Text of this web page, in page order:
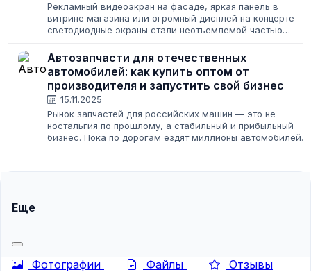
Рекламный видеоэкран на фасаде, яркая панель в
витрине магазина или огромный дисплей на концерте —
светодиодные экраны стали неотъемлемой частью
предпринимателя покупка такого оборудования...
Автозапчасти для отечественных
автомобилей: как купить оптом от
производителя и запустить свой бизнес
15.11.2025
Рынок запчастей для российских машин — это не
ностальгия по прошлому, а стабильный и прибыльный
бизнес. Пока по дорогам ездят миллионы автомобилей
Еще
Фотографии Файлы Отзывы